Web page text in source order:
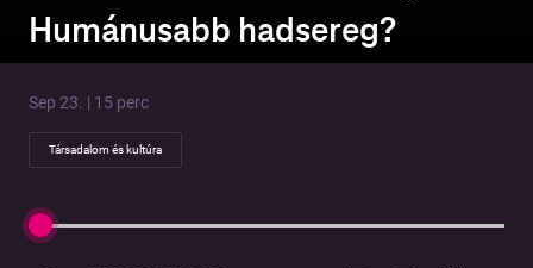
Humánusabb hadsereg?
Sep 23. | 15 perc
Társadalom és kultúra